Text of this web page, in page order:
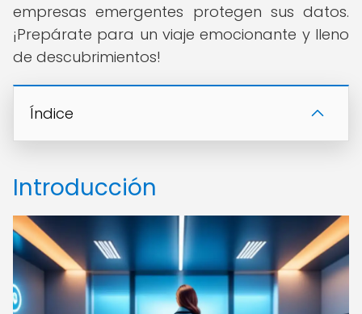
empresas emergentes protegen sus datos.
¡Prepárate para un viaje emocionante y lleno
de descubrimientos!
Índice
Introducción